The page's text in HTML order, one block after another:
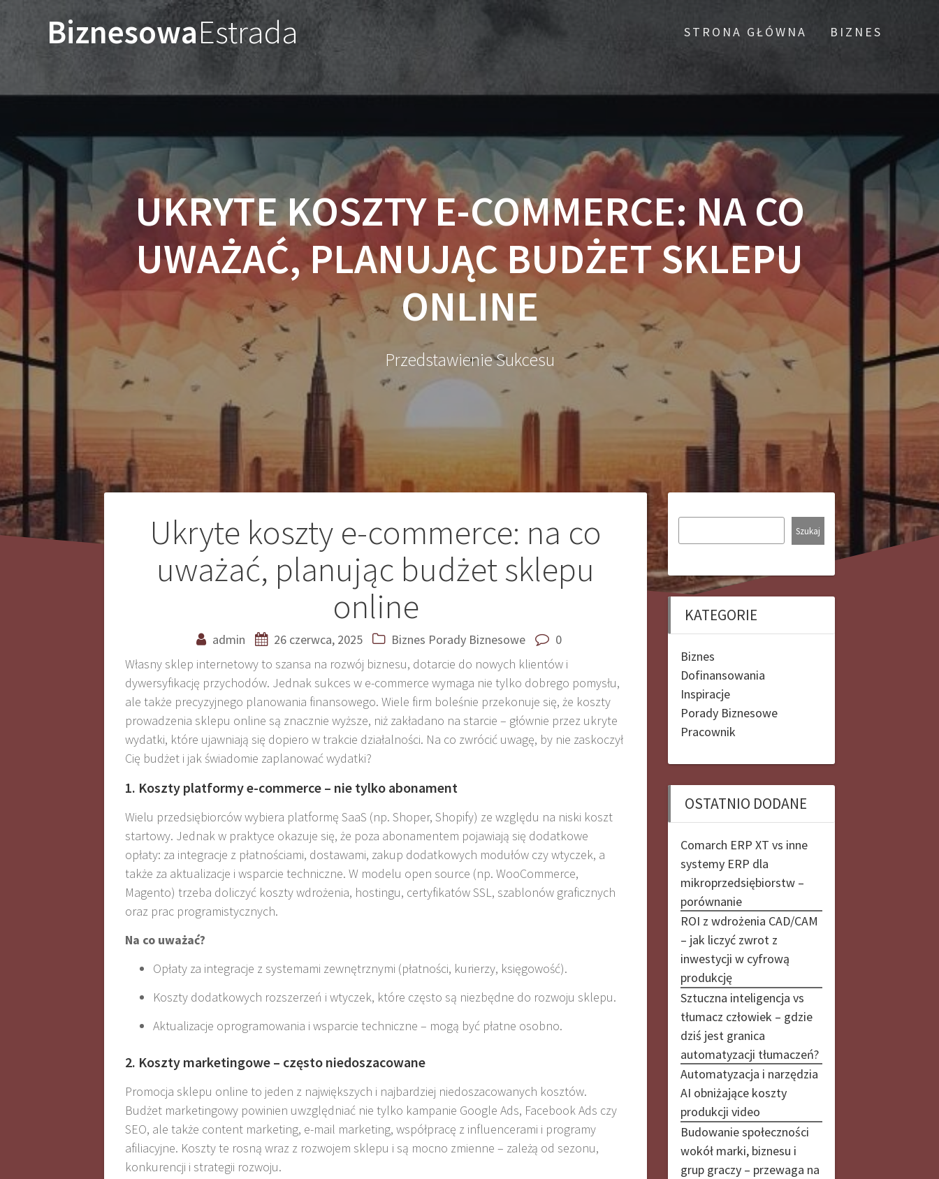
treści
BiznesowaEstrada STRONA GŁÓWNA BIZNES
UKRYTE KOSZTY E-COMMERCE: NA CO
UWAŻAĆ, PLANUJĄC BUDŻET SKLEPU
ONLINE
Przedstawienie Sukcesu
Ukryte koszty e-commerce: na co
uważać, planując budżet sklepu
online
admin 26 czerwca, 2025 Biznes Porady Biznesowe
0
Własny sklep internetowy to szansa na rozwój biznesu, dotarcie do nowych klientów i
dywersyfikację przychodów. Jednak sukces w e-commerce wymaga nie tylko dobrego pomysłu,
ale także precyzyjnego planowania finansowego. Wiele firm boleśnie przekonuje się, że koszty
prowadzenia sklepu online są znacznie wyższe, niż zakładano na starcie – głównie przez ukryte
wydatki, które ujawniają się dopiero w trakcie działalności. Na co zwrócić uwagę, by nie zaskoczył
Cię budżet i jak świadomie zaplanować wydatki?
1. Koszty platformy e-commerce – nie tylko abonament
Wielu przedsiębiorców wybiera platformę SaaS (np. Shoper, Shopify) ze względu na niski koszt
startowy. Jednak w praktyce okazuje się, że poza abonamentem pojawiają się dodatkowe
opłaty: za integracje z płatnościami, dostawami, zakup dodatkowych modułów czy wtyczek, a
także za aktualizacje i wsparcie techniczne. W modelu open source (np. WooCommerce,
Magento) trzeba doliczyć koszty wdrożenia, hostingu, certyfikatów SSL, szablonów graficznych
oraz prac programistycznych.
Na co uważać?
Opłaty za integracje z systemami zewnętrznymi (płatności, kurierzy, księgowość).
Koszty dodatkowych rozszerzeń i wtyczek, które często są niezbędne do rozwoju sklepu.
Aktualizacje oprogramowania i wsparcie techniczne – mogą być płatne osobno.
2. Koszty marketingowe – często niedoszacowane
Promocja sklepu online to jeden z największych i najbardziej niedoszacowanych kosztów.
Budżet marketingowy powinien uwzględniać nie tylko kampanie Google Ads, Facebook Ads czy
SEO, ale także content marketing, e-mail marketing, współpracę z influencerami i programy
afiliacyjne. Koszty te rosną wraz z rozwojem sklepu i są mocno zmienne – zależą od sezonu,
konkurencji i strategii rozwoju.
Nawigacja
wpisu
Szukaj
KATEGORIE
Biznes
Dofinansowania
Inspiracje
Porady Biznesowe
Pracownik
OSTATNIO DODANE
Comarch ERP XT vs inne
systemy ERP dla
mikroprzedsiębiorstw –
porównanie
ROI z wdrożenia CAD/CAM
– jak liczyć zwrot z
inwestycji w cyfrową
produkcję
Sztuczna inteligencja vs
tłumacz człowiek – gdzie
dziś jest granica
automatyzacji tłumaczeń?
Automatyzacja i narzędzia
AI obniżające koszty
produkcji video
Budowanie społeczności
wokół marki, biznesu i
grup graczy – przewaga na